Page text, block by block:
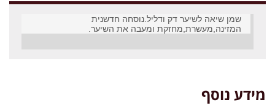
שמן שיאה לשיער דק ודליל.נוסחה חדשנית
המזינה,מעשרת,מחזקת ומעבה את השיער.
מידע נוסף